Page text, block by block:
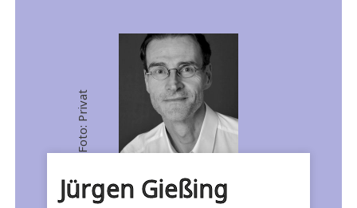
Foto: Privat
Jürgen Gießing